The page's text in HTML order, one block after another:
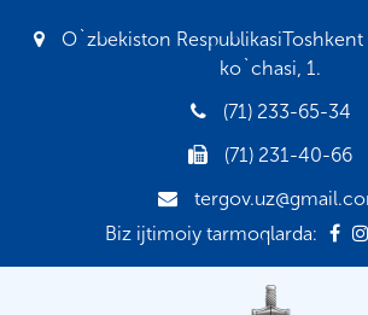
O`zbekiston RespublikasiToshkent
ko`chasi, 1.
(71) 233-65-34
(71) 231-40-66
Biz ijtimoiy tarmoqlarda: